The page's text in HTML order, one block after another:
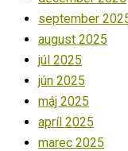
september
august 2025
júl 2025
jún 2025
máj 2025
apríl 2025
marec 2025